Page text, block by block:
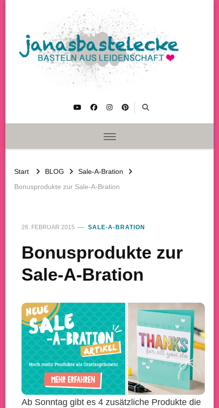
Start BLOG
Sale-A-Bration
Bonusprodukte zur Sale-A-Bration
26. FEBRUAR 2015 SALE-A-BRATION
Bonusprodukte zur
Sale-A-Bration
Ab Sonntag gibt es 4 zusätzliche Produkte die